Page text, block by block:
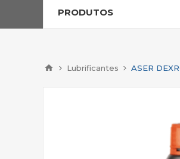
PRODUTOS
Lubrificantes ASER